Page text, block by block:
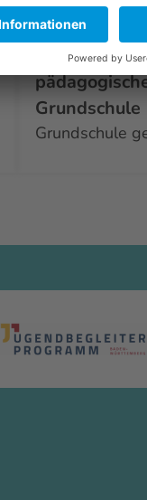
Grundschule
Grundschule